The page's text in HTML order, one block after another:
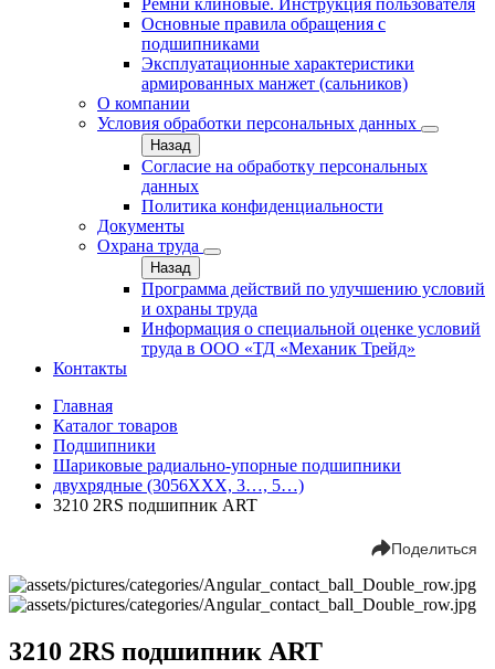
Ремни клиновые. Инструкция пользователя
Основные правила обращения с
подшипниками
Эксплуатационные характеристики
армированных манжет (сальников)
О компании
Условия обработки персональных данных
Назад
Согласие на обработку персональных
данных
Политика конфиденциальности
Документы
Охрана труда
Назад
Программа действий по улучшению условий
и охраны труда
Информация о специальной оценке условий
труда в ООО «ТД «Механик Трейд»
Контакты
Главная
Каталог товаров
Подшипники
Шариковые радиально-упорные подшипники
двухрядные (3056ХХХ, 3…, 5…)
3210 2RS подшипник ART
Поделиться
3210 2RS подшипник ART